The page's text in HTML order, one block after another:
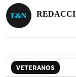
VETERANOS